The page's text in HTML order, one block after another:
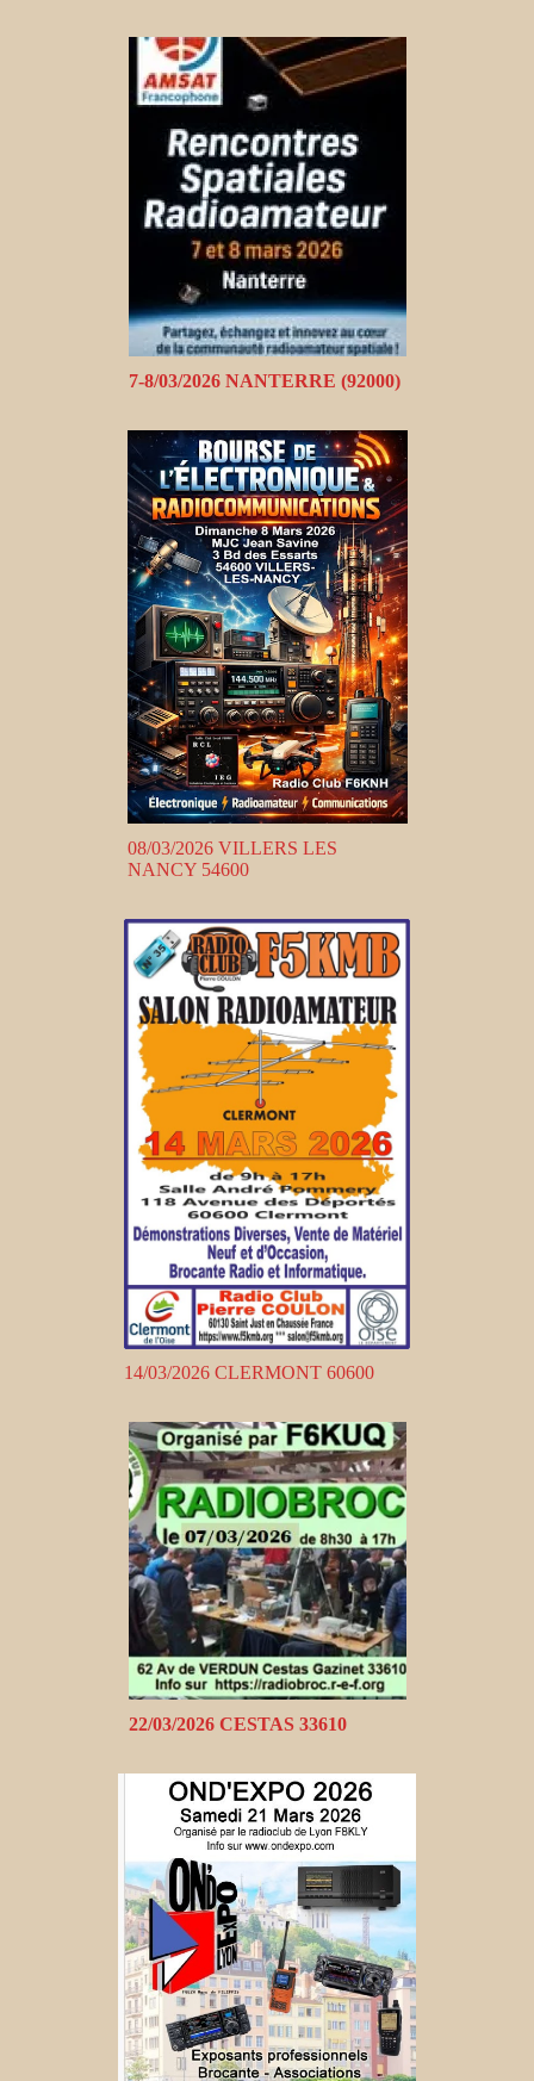
7-8/03/2026 NANTERRE (92000)
08/03/2026 VILLERS LES
NANCY 54600
14/03/2026 CLERMONT 60600
22/03/2026 CESTAS 33610